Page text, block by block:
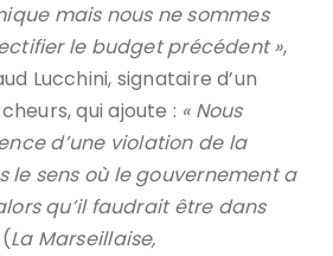
mais nous ne sommes
le budget précédent »,
Lucchini, signataire d’un
qui ajoute : « Nous
d’une violation de la
le sens où le gouvernement a
qu’il faudrait être dans
La Marseillaise,